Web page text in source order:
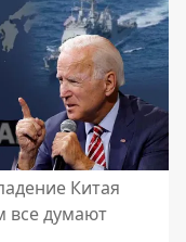
Китая
все думают